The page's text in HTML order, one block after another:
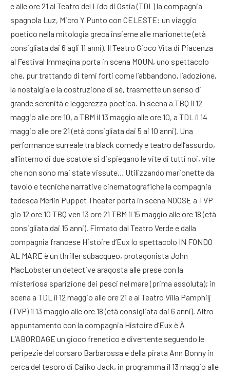
e alle ore 21 al Teatro del Lido di Ostia (TDL) la compagnia
spagnola Luz, Micro Y Punto con CELESTE: un viaggio
poetico nella mitologia greca insieme alle marionette (età
consigliata dai 6 agli 11 anni). Il Teatro Gioco Vita di Piacenza
al Festival Immagina porta in scena MOUN, uno spettacolo
che, pur trattando di temi forti come l’abbandono, l’adozione,
la nostalgia e la costruzione di sé, trasmette un senso di
grande serenità e leggerezza poetica. In scena a TBQ il 12
maggio alle ore 10, a TBM il 13 maggio alle ore 10, a TDL il 14
maggio alle ore 21 (età consigliata dai 5 ai 10 anni). Una
performance surreale tra black comedy e teatro dell’assurdo,
all’interno di due scatole si dispiegano le vite di tutti noi, vite
che non sono mai state vissute… Utilizzando marionette da
tavolo e tecniche narrative cinematografiche la compagnia
tedesca Merlin Puppet Theater porta in scena NOOSE a TVP
gio 12 ore 10 TBQ ven 13 ore 21 TBM il 15 maggio alle ore 18 (età
consigliata dai 15 anni). Firmato dal Teatro Verde e dalla
compagnia francese Histoire d’Eux lo spettacolo IN FONDO
AL MARE è un thriller subacqueo, protagonista John
MacLobster un detective aragosta alle prese con la
misteriosa sparizione dei pesci nel mare (prima assoluta); in
scena a TDL il 12 maggio alle ore 21 e al Teatro Villa Pamphilj
(TVP) il 13 maggio alle ore 18 (età consigliata dai 6 anni). Altro
appuntamento con la compagnia Histoire d’Eux è À
L’ABORDAGE un gioco frenetico e divertente seguendo le
peripezie del corsaro Barbarossa e della pirata Ann Bonny in
cerca del tesoro di Caliko Jack, in programma il 13 maggio alle